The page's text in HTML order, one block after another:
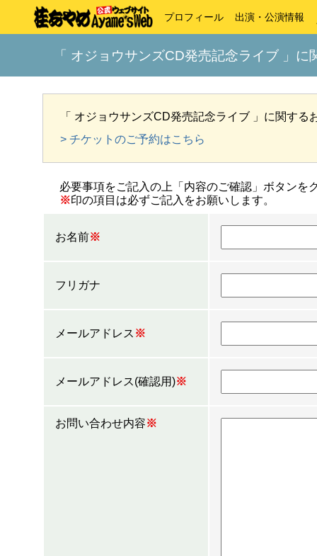
プロフィール 出演・公演情報
「 オジョウサンズCD発売記念ライブ 」に
「 オジョウサンズCD発売記念ライブ 」に関す
> チケットのご予約はこちら
必要事項をご記入の上「内容のご確認」ボタンを
※印の項目は必ずご記入をお願いします。
お名前※
フリガナ
メールアドレス ※
メールアドレス(確認用)※
お問い合わせ内容※